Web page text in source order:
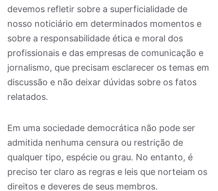
devemos refletir sobre a superficialidade de
nosso noticiário em determinados momentos e
sobre a responsabilidade ética e moral dos
profissionais e das empresas de comunicação e
jornalismo, que precisam esclarecer os temas em
discussão e não deixar dúvidas sobre os fatos
relatados.
Em uma sociedade democrática não pode ser
admitida nenhuma censura ou restrição de
qualquer tipo, espécie ou grau. No entanto, é
preciso ter claro as regras e leis que norteiam os
direitos e deveres de seus membros.